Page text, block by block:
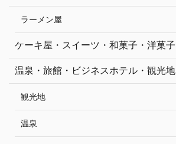
ラーメン屋
ケーキ屋・スイーツ・和菓子・洋菓子
温泉・旅館・ビジネスホテル・観光地
観光地
温泉